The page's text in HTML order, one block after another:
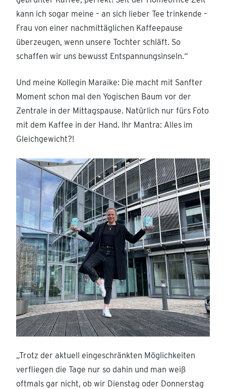
kann ich sogar meine – an sich lieber Tee trinkende –
Frau von einer nachmittäglichen Kaffeepause
überzeugen, wenn unsere Tochter schläft. So
schaffen wir uns bewusst Entspannungsinseln.“
Und meine Kollegin Maraike: Die macht mit Sanfter
Moment schon mal den Yogischen Baum vor der
Zentrale in der Mittagspause. Natürlich nur fürs Foto
mit dem Kaffee in der Hand. Ihr Mantra: Alles im
Gleichgewicht?!
„Trotz der aktuell eingeschränkten Möglichkeiten
verfliegen die Tage nur so dahin und man weiß
oftmals gar nicht, ob wir Dienstag oder Donnerstag